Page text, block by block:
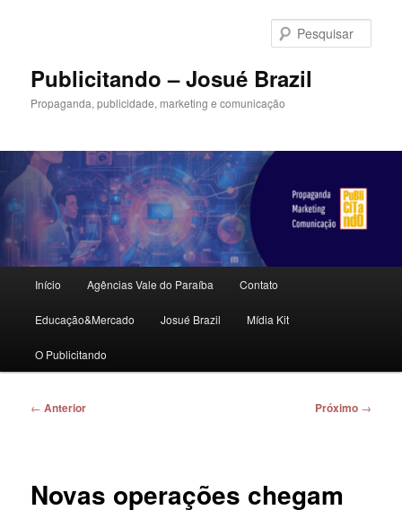
principalPublicitando – Josué Brazil
Propaganda, publicidade, marketing e comunicação
principal
Início Agências Vale do Paraíba Contato
Educação&Mercado Josué Brazil Mídia Kit
O Publicitando
Navegação
← Anterior Próximo →
Novas operações chegam